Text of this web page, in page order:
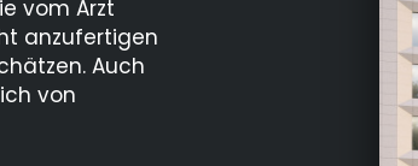
vom Arzt
anzufertigen
Auch
von